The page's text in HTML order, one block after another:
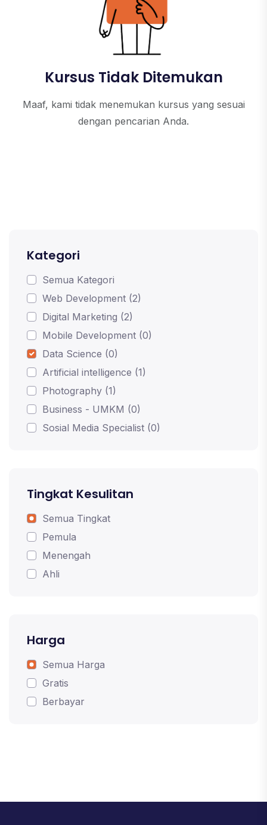
Kategori
Semua Kategori
Web Development (2)
Digital Marketing (2)
Mobile Development (0)
Data Science (0)
Artificial intelligence (1)
Photography (1)
Business - UMKM (0)
Sosial Media Specialist (0)
Tingkat Kesulitan
Semua Tingkat
Pemula
Menengah
Ahli
Harga
Semua Harga
Gratis
Berbayar
Kursus Tidak Ditemukan
Maaf, kami tidak menemukan kursus yang sesuai
dengan pencarian Anda.